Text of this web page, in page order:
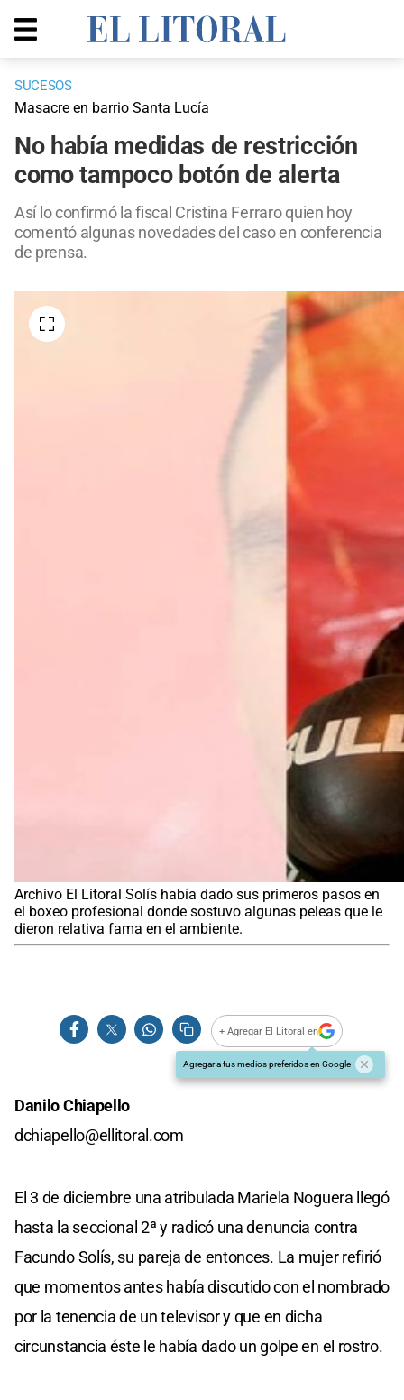
SUCESOS
Masacre en barrio Santa Lucía
No había medidas de restricción
como tampoco botón de alerta
Así lo confirmó la fiscal Cristina Ferraro quien hoy
comentó algunas novedades del caso en conferencia
de prensa.
Archivo El Litoral Solís había dado sus primeros pasos en
el boxeo profesional donde sostuvo algunas peleas que le
dieron relativa fama en el ambiente.
+ Agregar El Litoral en
Agregar a tus medios preferidos en Google
Danilo Chiapello
dchiapello@ellitoral.com
El 3 de diciembre una atribulada Mariela Noguera llegó
hasta la seccional 2ª y radicó una denuncia contra
Facundo Solís, su pareja de entonces. La mujer refirió
que momentos antes había discutido con el nombrado
por la tenencia de un televisor y que en dicha
circunstancia éste le había dado un golpe en el rostro.